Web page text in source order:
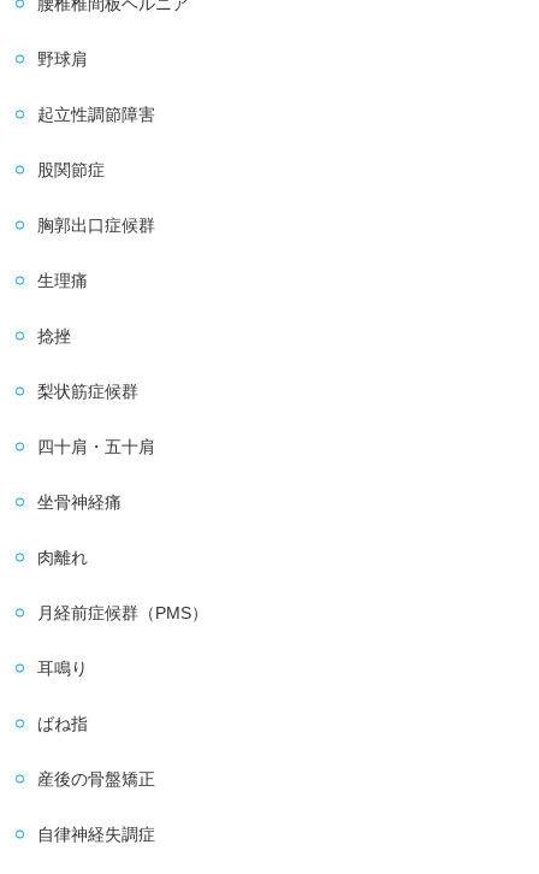
腰椎椎間板ヘルニア
野球肩
起立性調節障害
股関節症
胸郭出口症候群
生理痛
捻挫
梨状筋症候群
四十肩・五十肩
坐骨神経痛
肉離れ
月経前症候群（PMS）
耳鳴り
ばね指
産後の骨盤矯正
自律神経失調症